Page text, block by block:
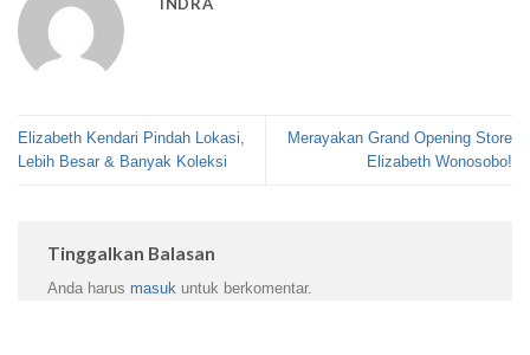
INDRA
Elizabeth Kendari Pindah Lokasi,
Lebih Besar & Banyak Koleksi
Merayakan Grand Opening Store
Elizabeth Wonosobo!
Tinggalkan Balasan
Anda harus masuk untuk berkomentar.